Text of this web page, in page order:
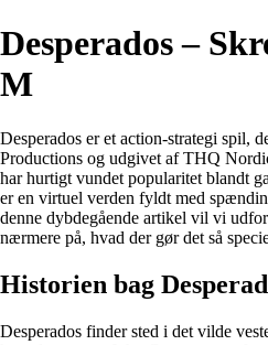
Desperados –
M
Desperados er et action-strategi spil,
Productions og udgivet af THQ
har hurtigt vundet popularitet blandt
er en virtuel verden fyldt med
denne dybdegående artikel vil vi
nærmere på, hvad der gør det så
Historien bag
Desperados finder sted i det vilde